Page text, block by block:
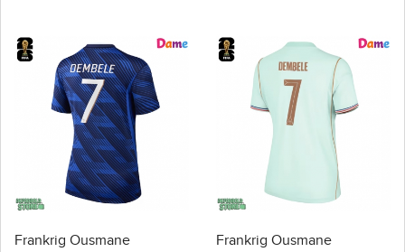
Frankrig Ousmane
Frankrig Ousmane